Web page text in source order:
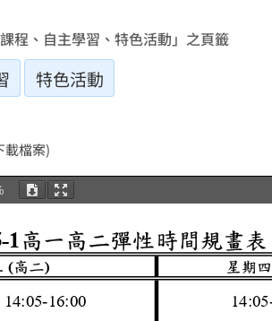
程、自主學習、特色活動」之頁籤
特色活動
載檔案)